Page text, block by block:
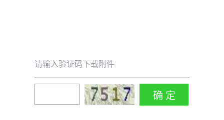
请输入验证码下载附件